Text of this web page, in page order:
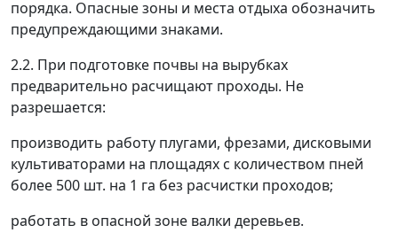
порядка. Опасные зоны и места отдыха обозначить
предупреждающими знаками.
2.2. При подготовке почвы на вырубках
предварительно расчищают проходы. Не
разрешается:
производить работу плугами, фрезами, дисковыми
культиваторами на площадях с количеством пней
более 500 шт. на 1 га без расчистки проходов;
работать в опасной зоне валки деревьев.